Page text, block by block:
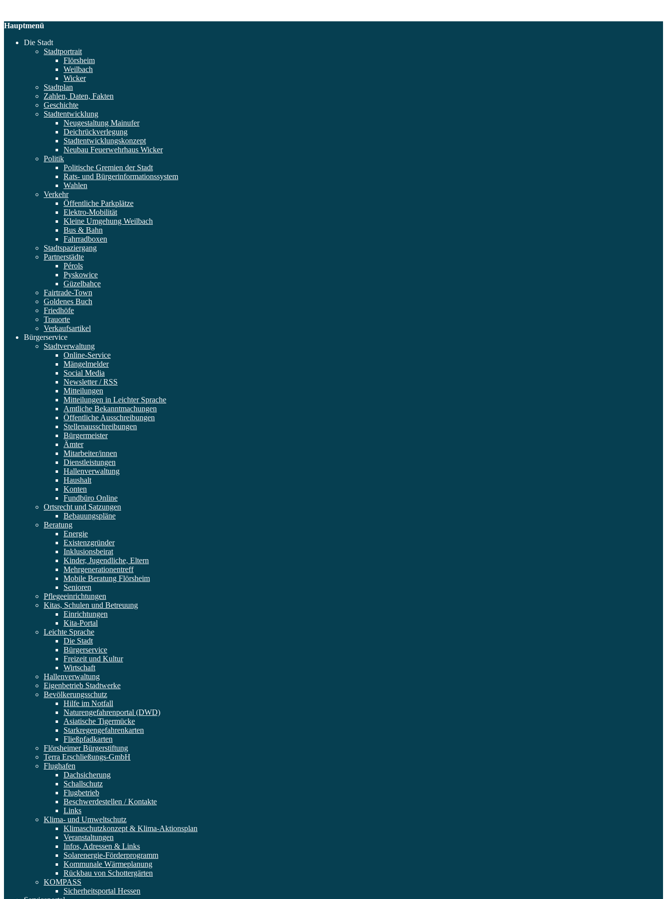
Hauptmenü
Die Stadt
Stadtportrait
Flörsheim
Weilbach
Wicker
Stadtplan
Zahlen, Daten, Fakten
Geschichte
Stadtentwicklung
Neugestaltung Mainufer
Deichrückverlegung
Stadtentwicklungskonzept
Neubau Feuerwehrhaus Wicker
Politik
Politische Gremien der Stadt
Rats- und Bürgerinformationssystem
Wahlen
Verkehr
Öffentliche Parkplätze
Elektro-Mobilität
Kleine Umgehung Weilbach
Bus & Bahn
Fahrradboxen
Stadtspaziergang
Partnerstädte
Pérols
Pyskowice
Güzelbahçe
Fairtrade-Town
Goldenes Buch
Friedhöfe
Trauorte
Verkaufsartikel
Bürgerservice
Stadtverwaltung
Online-Service
Mängelmelder
Social Media
Newsletter / RSS
Mitteilungen
Mitteilungen in Leichter Sprache
Amtliche Bekanntmachungen
Öffentliche Ausschreibungen
Stellenausschreibungen
Bürgermeister
Ämter
Mitarbeiter/innen
Dienstleistungen
Hallenverwaltung
Haushalt
Konten
Fundbüro Online
Ortsrecht und Satzungen
Bebauungspläne
Beratung
Energie
Existenzgründer
Inklusionsbeirat
Kinder, Jugendliche, Eltern
Mehrgenerationentreff
Mobile Beratung Flörsheim
Senioren
Pflegeeinrichtungen
Kitas, Schulen und Betreuung
Einrichtungen
Kita-Portal
Leichte Sprache
Die Stadt
Bürgerservice
Freizeit und Kultur
Wirtschaft
Hallenverwaltung
Eigenbetrieb Stadtwerke
Bevölkerungsschutz
Hilfe im Notfall
Naturengefahrenportal (DWD)
Asiatische Tigermücke
Starkregengefahrenkarten
Fließpfadkarten
Flörsheimer Bürgerstiftung
Terra Erschließungs-GmbH
Flughafen
Dachsicherung
Schallschutz
Flugbetrieb
Beschwerdestellen / Kontakte
Links
Klima- und Umweltschutz
Klimaschutzkonzept & Klima-Aktionsplan
Veranstaltungen
Infos, Adressen & Links
Solarenergie-Förderprogramm
Kommunale Wärmeplanung
Rückbau von Schottergärten
KOMPASS
Sicherheitsportal Hessen